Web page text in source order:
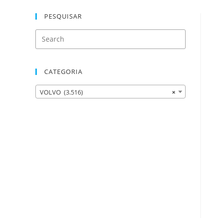
PESQUISAR
CATEGORIA
×
VOLVO (3.516)